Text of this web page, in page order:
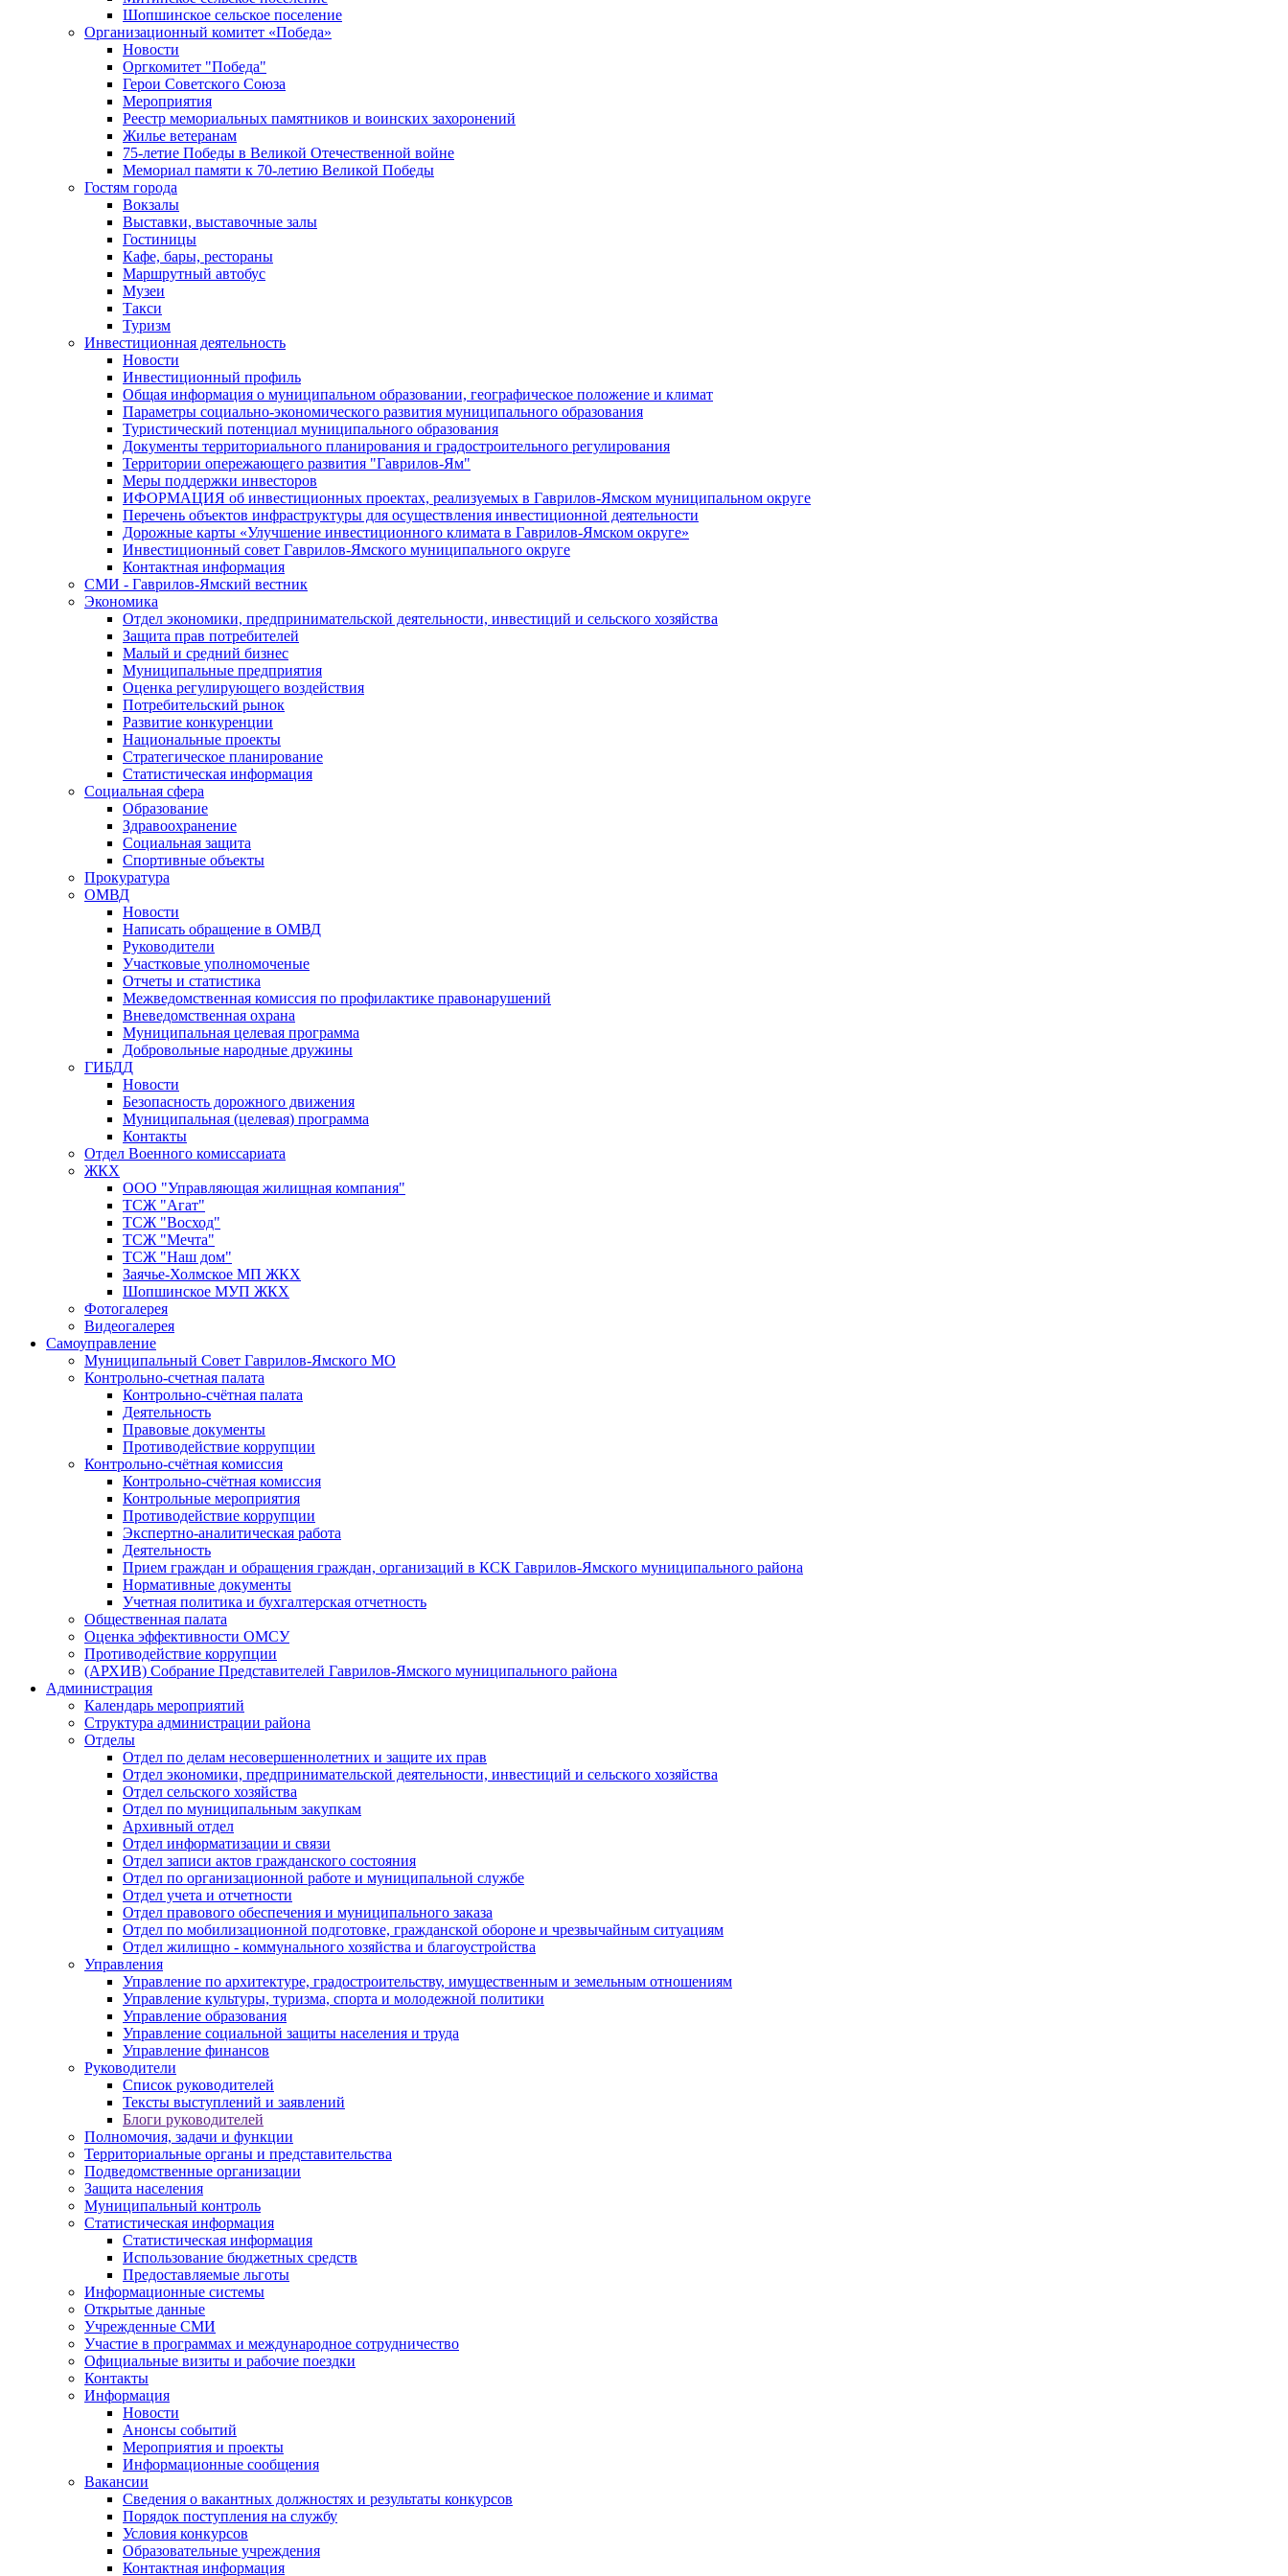
Шопшинское сельское поселение
Организационный комитет «Победа»
Новости
Оргкомитет "Победа"
Герои Советского Союза
Мероприятия
Реестр мемориальных памятников и воинских захоронений
Жилье ветеранам
75-летие Победы в Великой Отечественной войне
Мемориал памяти к 70-летию Великой Победы
Гостям города
Вокзалы
Выставки, выставочные залы
Гостиницы
Кафе, бары, рестораны
Маршрутный автобус
Музеи
Такси
Туризм
Инвестиционная деятельность
Новости
Инвестиционный профиль
Общая информация о муниципальном образовании, географическое положение и климат
Параметры социально-экономического развития муниципального образования
Туристический потенциал муниципального образования
Документы территориального планирования и градостроительного регулирования
Территории опережающего развития "Гаврилов-Ям"
Меры поддержки инвесторов
ИФОРМАЦИЯ об инвестиционных проектах, реализуемых в Гаврилов-Ямском муниципальном округе
Перечень объектов инфраструктуры для осуществления инвестиционной деятельности
Дорожные карты «Улучшение инвестиционного климата в Гаврилов-Ямском округе»
Инвестиционный совет Гаврилов-Ямского муниципального округе
Контактная информация
СМИ - Гаврилов-Ямский вестник
Экономика
Отдел экономики, предпринимательской деятельности, инвестиций и сельского хозяйства
Защита прав потребителей
Малый и средний бизнес
Муниципальные предприятия
Оценка регулирующего воздействия
Потребительский рынок
Развитие конкуренции
Национальные проекты
Стратегическое планирование
Статистическая информация
Социальная сфера
Образование
Здравоохранение
Социальная защита
Спортивные объекты
Прокуратура
ОМВД
Новости
Написать обращение в ОМВД
Руководители
Участковые уполномоченые
Отчеты и статистика
Межведомственная комиссия по профилактике правонарушений
Вневедомственная охрана
Муниципальная целевая программа
Добровольные народные дружины
ГИБДД
Новости
Безопасность дорожного движения
Муниципальная (целевая) программа
Контакты
Отдел Военного комиссариата
ЖКХ
ООО "Управляющая жилищная компания"
ТСЖ "Агат"
ТСЖ "Восход"
ТСЖ "Мечта"
ТСЖ "Наш дом"
Заячье-Холмское МП ЖКХ
Шопшинское МУП ЖКХ
Фотогалерея
Видеогалерея
Самоуправление
Муниципальный Совет Гаврилов-Ямского МО
Контрольно-счетная палата
Контрольно-счётная палата
Деятельность
Правовые документы
Противодействие коррупции
Контрольно-счётная комиссия
Контрольно-счётная комиссия
Контрольные мероприятия
Противодействие коррупции
Экспертно-аналитическая работа
Деятельность
Прием граждан и обращения граждан, организаций в КСК Гаврилов-Ямского муниципального района
Нормативные документы
Учетная политика и бухгалтерская отчетность
Общественная палата
Оценка эффективности ОМСУ
Противодействие коррупции
(АРХИВ) Собрание Представителей Гаврилов-Ямского муниципального района
Администрация
Календарь мероприятий
Структура администрации района
Отделы
Отдел по делам несовершеннолетних и защите их прав
Отдел экономики, предпринимательской деятельности, инвестиций и сельского хозяйства
Отдел сельского хозяйства
Отдел по муниципальным закупкам
Архивный отдел
Отдел информатизации и связи
Отдел записи актов гражданского состояния
Отдел по организационной работе и муниципальной службе
Отдел учета и отчетности
Отдел правового обеспечения и муниципального заказа
Отдел по мобилизационной подготовке, гражданской обороне и чрезвычайным ситуациям
Отдел жилищно - коммунального хозяйства и благоустройства
Управления
Управление по архитектуре, градостроительству, имущественным и земельным отношениям
Управление культуры, туризма, спорта и молодежной политики
Управление образования
Управление социальной защиты населения и труда
Управление финансов
Руководители
Список руководителей
Тексты выступлений и заявлений
Блоги руководителей
Полномочия, задачи и функции
Территориальные органы и представительства
Подведомственные организации
Защита населения
Муниципальный контроль
Статистическая информация
Статистическая информация
Использование бюджетных средств
Предоставляемые льготы
Информационные системы
Открытые данные
Учрежденные СМИ
Участие в программах и международное сотрудничество
Официальные визиты и рабочие поездки
Контакты
Информация
Новости
Анонсы событий
Мероприятия и проекты
Информационные сообщения
Вакансии
Сведения о вакантных должностях и результаты конкурсов
Порядок поступления на службу
Условия конкурсов
Образовательные учреждения
Контактная информация